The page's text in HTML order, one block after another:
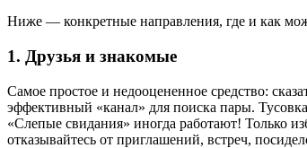
Ниже — конкретные направления, где и как
1. Друзья и знакомые
Самое простое и недооцененное средство:
эффективный «канал» для поиска пары.
«Слепые свидания» иногда работают! Только
отказывайтесь от приглашений, встреч,